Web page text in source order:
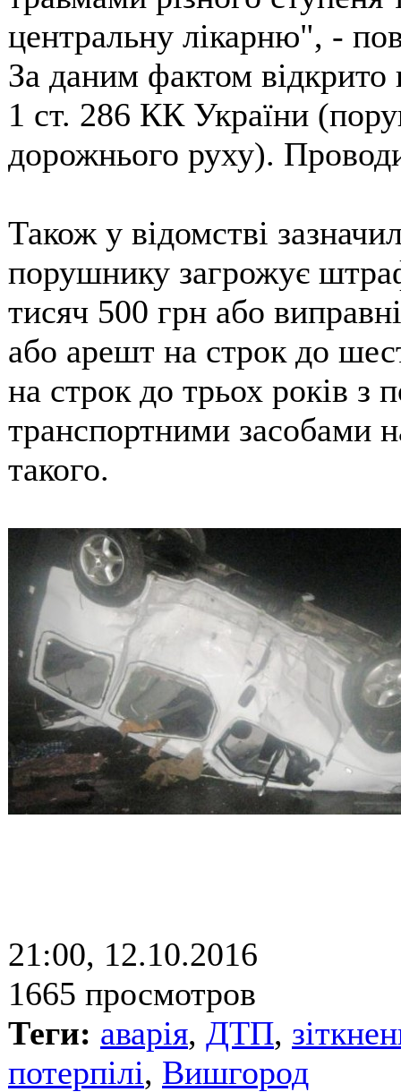
центральну лікарню", -
За даним фактом
1 ст. 286 КК України
дорожнього руху).
Також у відомстві
порушнику загрожує
тисяч 500 грн або
або арешт на строк до
на строк до трьох років з
транспортними засобами
такого.
21:00, 12.10.2016
1665 просмотров
Теги: аварія, ДТП,
потерпілі, Вишгород